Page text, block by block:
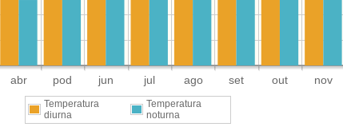
abr pod jun jul ago set out nov
Temperatura
diurna
Temperatura
noturna